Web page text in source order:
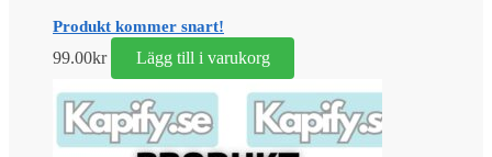
Produkt kommer snart!
99.00kr Lägg till i varukorg